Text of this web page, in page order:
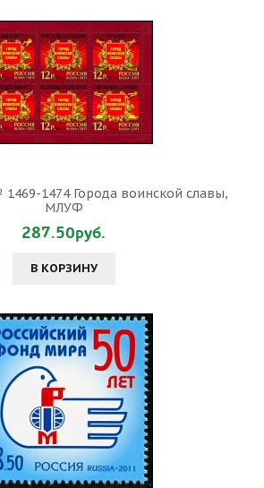
1469-1474 Города воинской славы,
МЛУФ
287.50руб.
В КОРЗИНУ